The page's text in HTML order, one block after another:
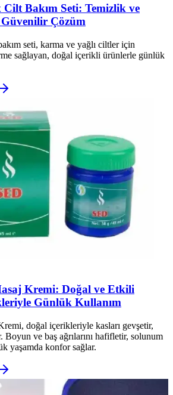
Bakım Seti: Temizlik ve
Çözüm
seti, karma ve yağlı ciltler için
sağlayan, doğal içerikli ürünlerle günlük
Kremi: Doğal ve Etkili
Günlük Kullanım
doğal içerikleriyle kasları gevşetir,
Boyun ve baş ağrılarını hafifletir, solunum
yaşamda konfor sağlar.